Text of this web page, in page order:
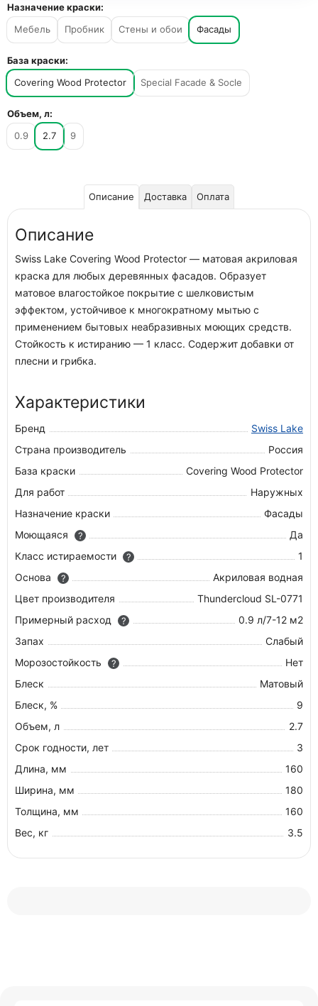
Назначение краски:
Мебель
Пробник Стены и обои Фасады
База краски:
Covering Wood Protector
Special Facade & Socle
Объем, л:
0.9
2.7 9
Описание Доставка Оплата
Описание
Swiss Lake Covering Wood Protector — матовая акриловая
краска для любых деревянных фасадов. Образует
матовое влагостойкое покрытие с шелковистым
эффектом, устойчивое к многократному мытью с
применением бытовых неабразивных моющих средств.
Стойкость к истиранию — 1 класс. Содержит добавки от
плесни и грибка.
Характеристики
Бренд
Swiss Lake
Страна производитель
Россия
База краски
Covering Wood Protector
Для работ
Наружных
Назначение краски
Фасады
Моющаяся
?
Да
Класс истираемости
?
1
Основа
?
Акриловая водная
Цвет производителя
Thundercloud SL-0771
Примерный расход
?
0.9 л/7-12 м2
Запах
Слабый
Морозостойкость
?
Нет
Блеск
Матовый
Блеск, %
9
Объем, л
2.7
Срок годности, лет
3
Длина, мм
160
Ширина, мм
180
Толщина, мм
160
Вес, кг
3.5